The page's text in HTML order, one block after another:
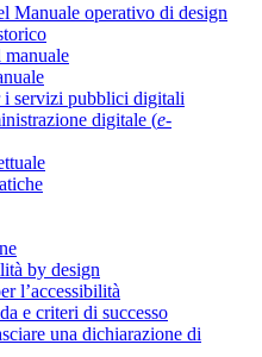
Manuale operativo di design
manuale
i servizi pubblici digitali
digitale (e-
by design
l’accessibilità
e criteri di successo
una dichiarazione di